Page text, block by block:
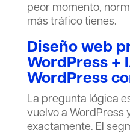
peor momento,
más tráfico tienes.
Diseño web
WordPress +
WordPress
La pregunta lógica
vuelvo a WordPress
exactamente. El